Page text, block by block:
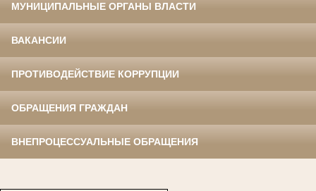
МУНИЦИПАЛЬНЫЕ ОРГАНЫ ВЛАСТИ
ВАКАНСИИ
ПРОТИВОДЕЙСТВИЕ КОРРУПЦИИ
ОБРАЩЕНИЯ ГРАЖДАН
ВНЕПРОЦЕССУАЛЬНЫЕ ОБРАЩЕНИЯ